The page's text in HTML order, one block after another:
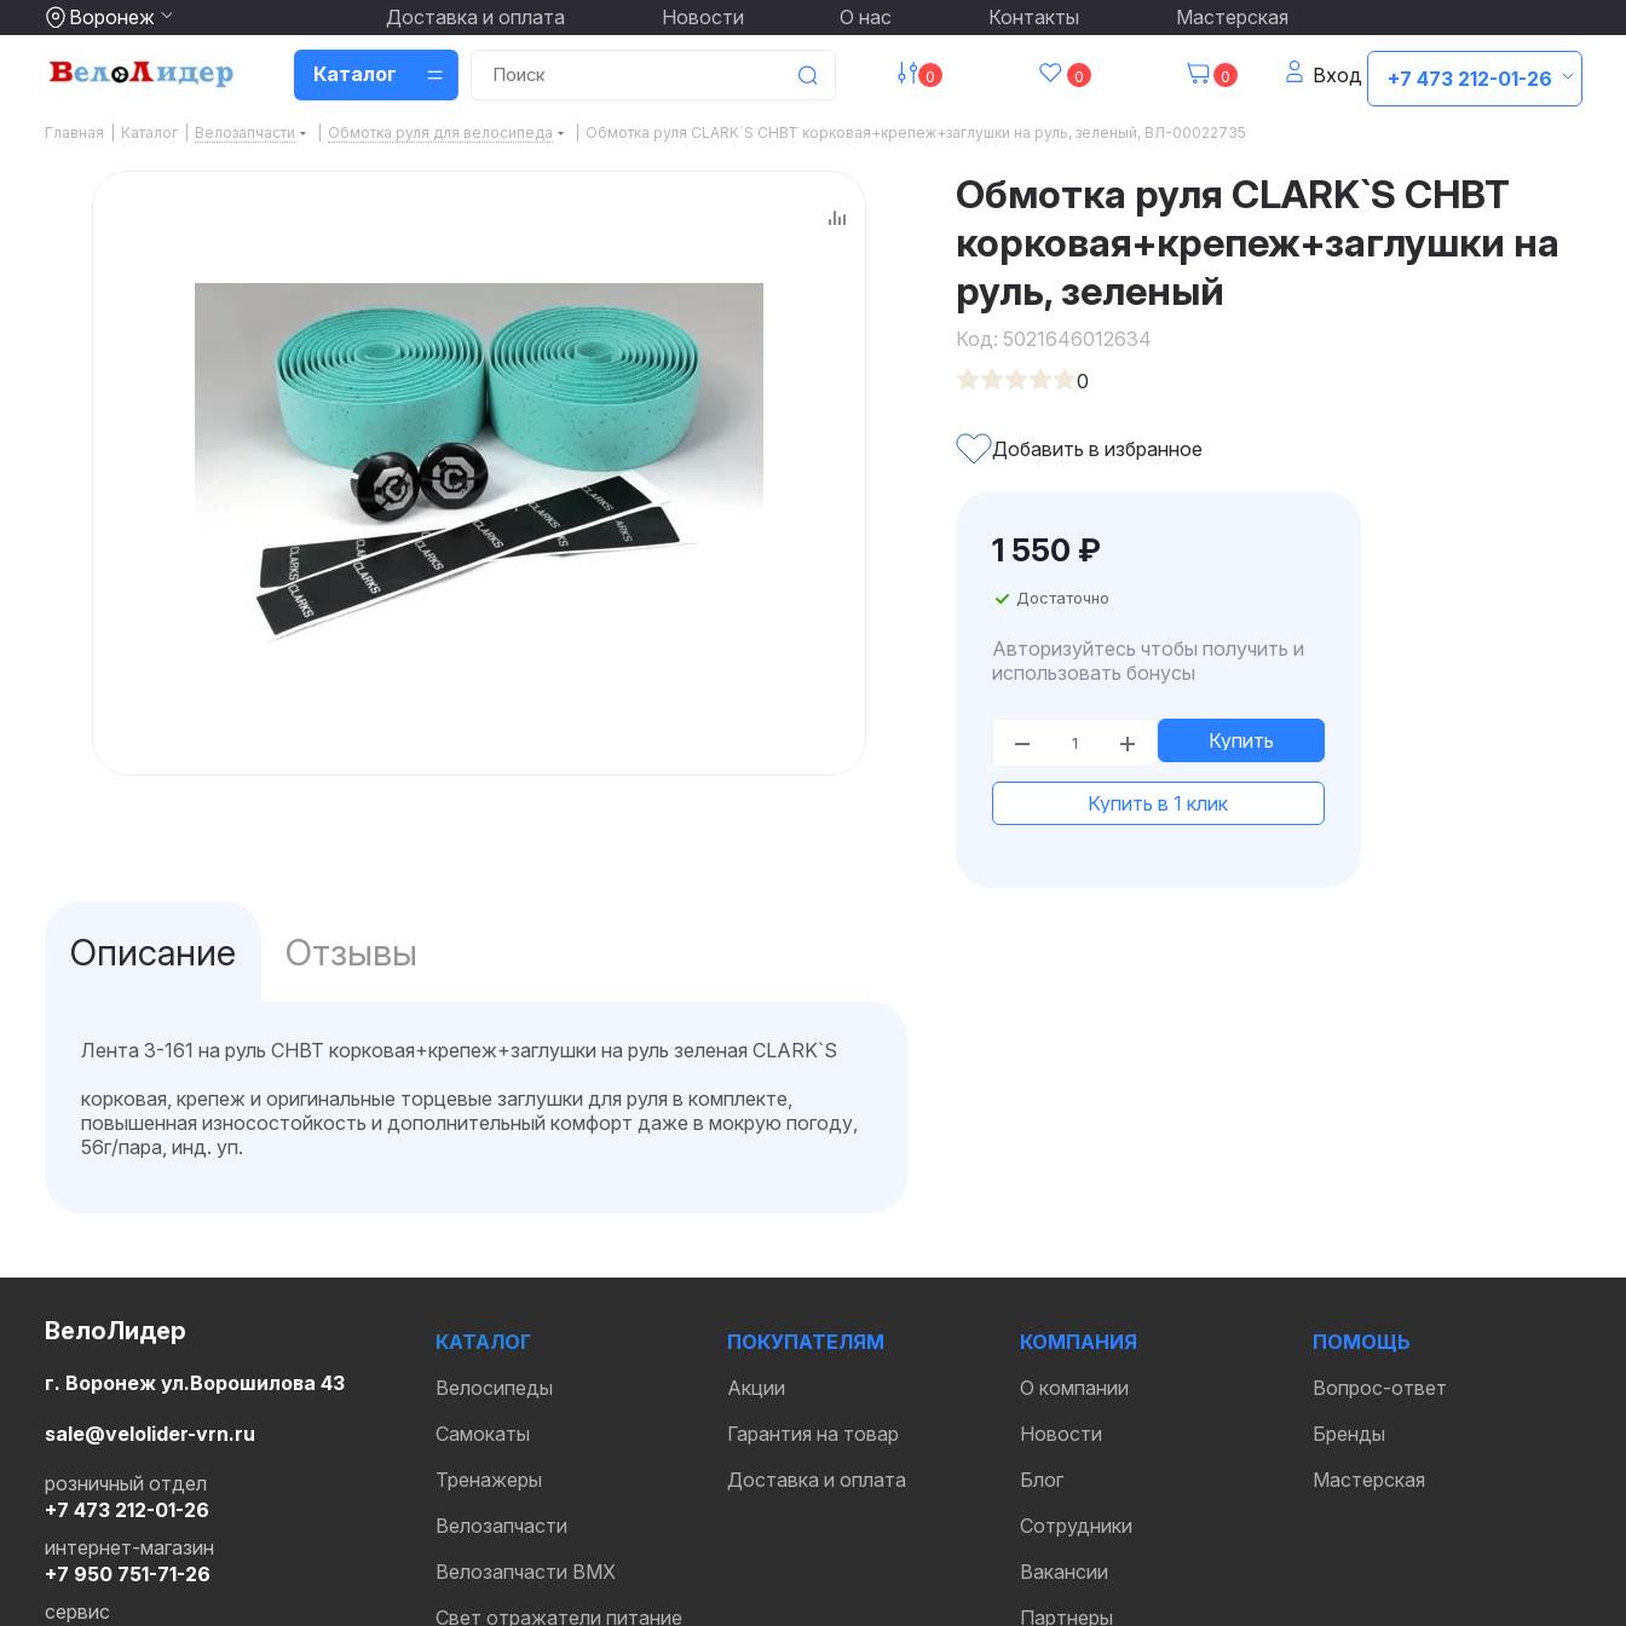
Воронеж Доставка и оплата Новости О нас Контакты Мастерская
Каталог +7 473 212-01-26
Вход
0 0 0
Главная Каталог Велозапчасти Обмотка руля для велосипеда Обмотка руля CLARK`S CHBT корковая+крепеж+заглушки на руль, зеленый, ВЛ-00022735
Обмотка руля CLARK`S CHBT
корковая+крепеж+заглушки на
руль, зеленый
Код: 5021646012634
0
Добавить в избранное
1 550 ₽
Достаточно
Авторизуйтесь чтобы получить и
использовать бонусы
Купить
Купить в 1 клик
Описание Отзывы
Лента 3-161 на руль CHBT корковая+крепеж+заглушки на руль зеленая CLARK`S
корковая, крепеж и оригинальные торцевые заглушки для руля в комплекте,
повышенная износостойкость и дополнительный комфорт даже в мокрую погоду,
56г/пара, инд. уп.
ВелоЛидер
г. Воронеж ул.Ворошилова 43
sale@velolider-vrn.ru
+7 473 212-01-26
розничный отдел
+7 950 751-71-26
интернет-магазин
сервис
КАТАЛОГ
Велосипеды
Самокаты
Тренажеры
Велозапчасти
Велозапчасти BMX
Свет отражатели питание
ПОКУПАТЕЛЯМ
Акции
Гарантия на товар
Доставка и оплата
КОМПАНИЯ
О компании
Новости
Блог
Сотрудники
Вакансии
Партнеры
ПОМОЩЬ
Вопрос-ответ
Бренды
Мастерская